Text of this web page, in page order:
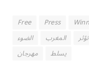
Free Press
الضوء
المغرب تؤثر
مهرجان
يسلط